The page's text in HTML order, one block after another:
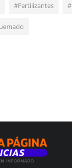
#Fertilizantes